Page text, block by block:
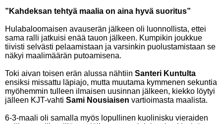
”Kahdeksan tehtyä maalia on aina hyvä suoritus”
Hulabaloomaisen avauserän jälkeen oli luonnollista, ettei
sama ralli jatkuisi enää tauon jälkeen. Kumpikin joukkue
tiivisti selvästi pelaamistaan ja varsinkin puolustamistaan se
näkyi maalimäärän putoamisena.
Toki aivan toisen erän alussa nähtiin Santeri Kuntulta
ensiksi missattu läpiajo, mutta muutama kymmenen sekuntia
myöhemmin tulleen ilmaisen uusinnan jälkeen, kiekko löytyi
jälleen KJT-vahti Sami Nousiaisen vartioimasta maalista.
6-3-maali oli samalla myös lopullinen kuolinisku vieraiden